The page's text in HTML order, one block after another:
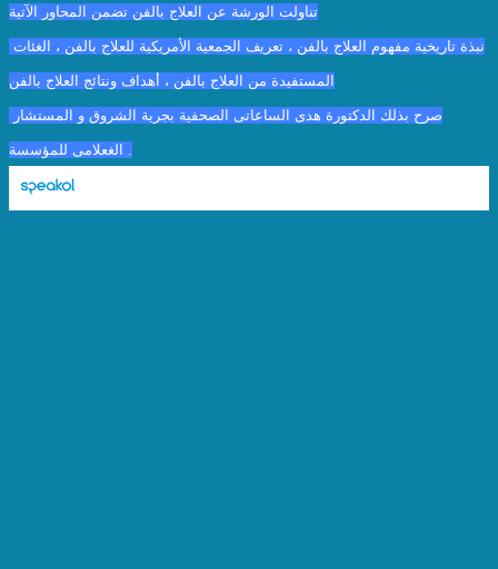
تناولت الور شة عن العلاج بالفن تضمن المحاور الآتية
المستفيدة من العلاج بالفن ، أهداف ونتائج العلاج بالفن